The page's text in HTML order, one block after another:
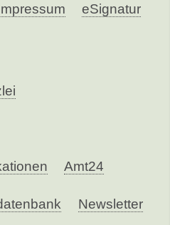
eSignatur
Amt24
Newsletter